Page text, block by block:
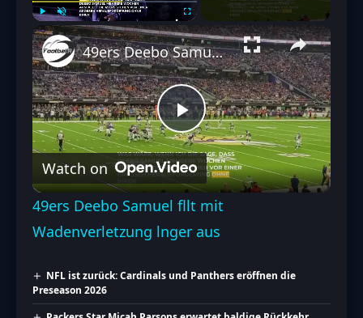
Play Unmute Fullscreen
Play
Video
49ers Deebo Samuel fllt mit Wadenverletzung lnger aus
Watch on
49ers Deebo Samuel fllt mit
Wadenverletzung lnger aus
NFL ist zurück: Cardinals und Panthers eröffnen die
Preseason 2026